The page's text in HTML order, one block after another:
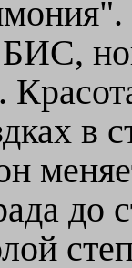
в
до